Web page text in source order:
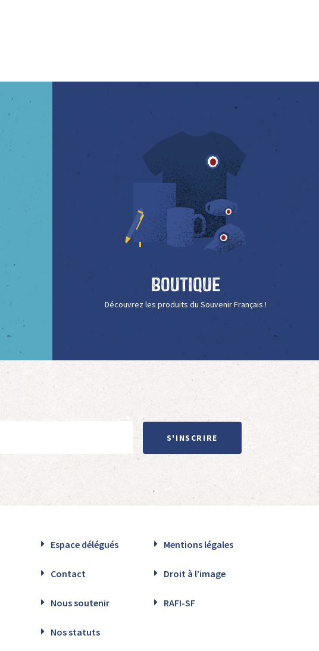
Boutique
Découvrez les produits du Souvenir Français !
S'INSCRIRE
Espace délégués Mentions légales
Contact Droit à l’image
Nous soutenir RAFI-SF
Nos statuts